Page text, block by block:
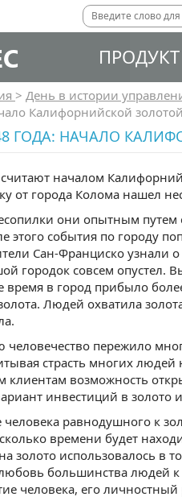
ПРОДУКТ
> День в истории
Калифорнийской
ГОДА: НАЧАЛО
началом
от города Колома нашел
они опытным
этого события по городу
Сан-Франциско узнали
городок совсем опустел.
время в город прибыло
Людей охватила
пережило
страсть многих
клиентам возможность
инвестиций в
равнодушного к
времени будет
золото использовалось в
большинства людей к
человека, его личностный